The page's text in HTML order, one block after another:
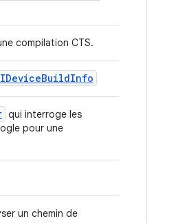
compilation CTS.
IDeviceBuildInfo
qui interroge les
pour une
un chemin de